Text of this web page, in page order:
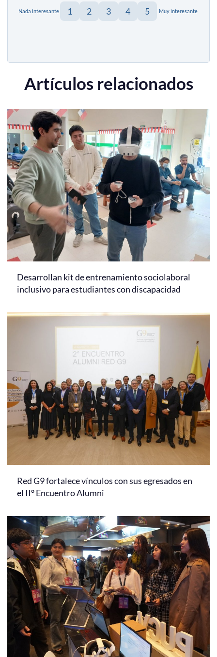
Nada interesante 1 2 3 4 5 Muy interesante
Artículos relacionados
Desarrollan kit de entrenamiento sociolaboral
inclusivo para estudiantes con discapacidad
Red G9 fortalece vínculos con sus egresados en
el II° Encuentro Alumni